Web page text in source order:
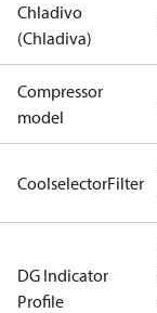
Chladivo
(Chladiva)
Compressor
model
CoolselectorFilter
DG Indicator
Profile